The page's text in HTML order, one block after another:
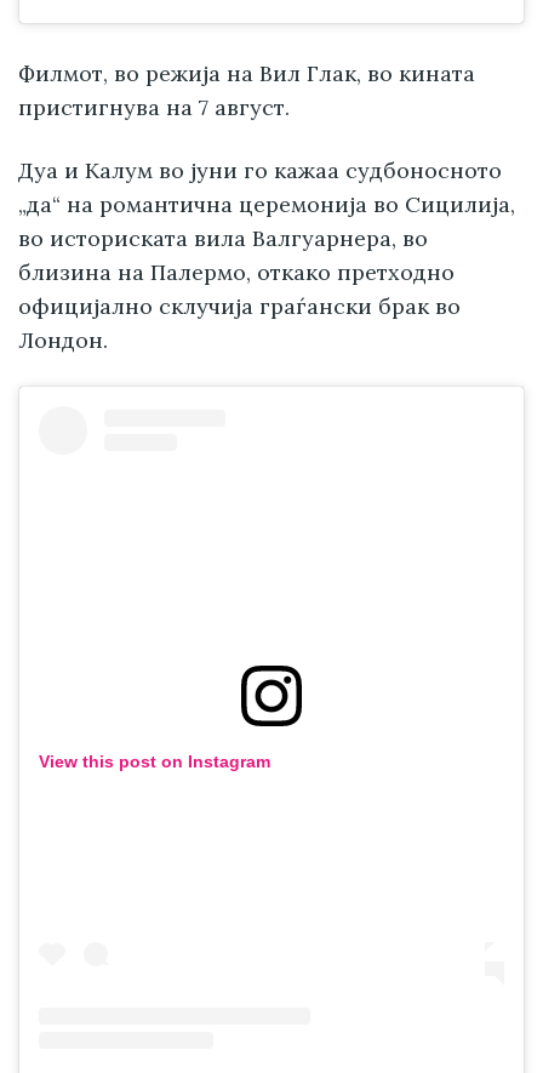
Филмот, во режија на Вил Глак, во кината
пристигнува на 7 август.
Дуа и Калум во јуни го кажаа судбоносното
„да“ на романтична церемонија во Сицилија,
во историската вила Валгуарнера, во
близина на Палермо, откако претходно
официјално склучија граѓански брак во
Лондон.
View this post on Instagram